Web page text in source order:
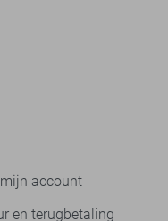
account
en terugbetaling